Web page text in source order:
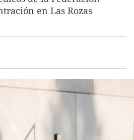
La rosa de los vientos
Caso
Extremadura
País Vasco
Virales
en Las Rozas